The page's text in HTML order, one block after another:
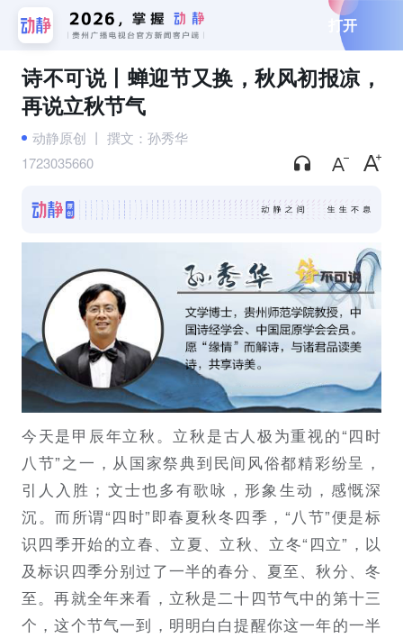
打开
诗不可说丨蝉迎节又换，秋风初报凉，
再说立秋节气
动静原创 丨 撰文：孙秀华
1723035660
今天是甲辰年立秋。立秋是古人极为重视的“四时
八节”之一，从国家祭典到民间风俗都精彩纷呈，
引人入胜；文士也多有歌咏，形象生动，感慨深
沉。而所谓“四时”即春夏秋冬四季，“八节”便是标
识四季开始的立春、立夏、立秋、立冬“四立”，以
及标识四季分别过了一半的春分、夏至、秋分、冬
至。再就全年来看，立秋是二十四节气中的第十三
个，这个节气一到，明明白白提醒你这一年的一半